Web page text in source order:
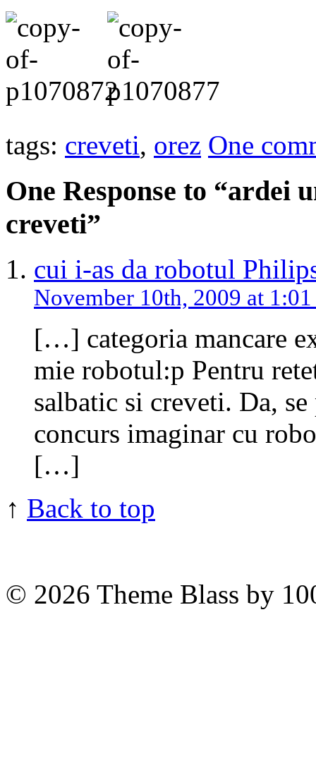
tags: creveti, orez One
One Response to “ardei
creveti”
cui i-as da robotul
November 10th, 2009 at
[…] categoria mancare
mie robotul:p Pentru
salbatic si creveti. Da,
concurs imaginar cu
[…]
↑ Back to top
© 2026 Theme Blass by